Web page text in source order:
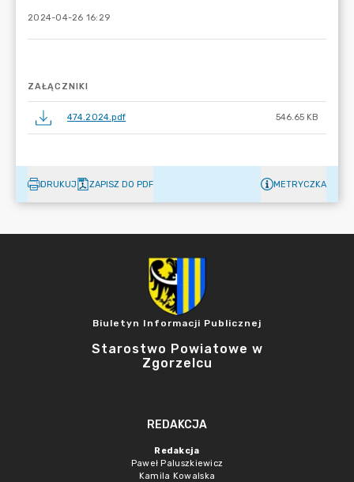
2024-04-26 16:29
ZAŁĄCZNIKI
474.2024.pdf 546.65 KB
DRUKUJ ZAPISZ DO PDF METRYCZKA
Biuletyn Informacji Publicznej
Starostwo Powiatowe w
Zgorzelcu
REDAKCJA
Redakcja
Paweł Paluszkiewicz
Kamila Kowalska